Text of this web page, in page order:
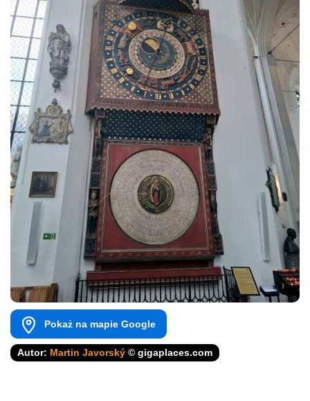
Pokaż na mapie Google
Autor: Martin Javorský © gigaplaces.com